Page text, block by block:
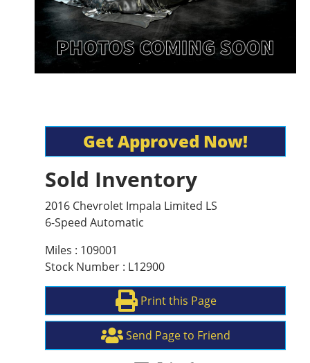
Get Approved Now!
Sold Inventory
2016 Chevrolet Impala Limited LS
6-Speed Automatic
Miles : 109001
Stock Number : L12900
Print this Page
Send Page to Friend